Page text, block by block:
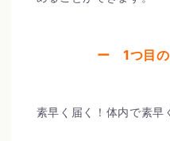
ー 1つ目
素早く届く！体内で素早